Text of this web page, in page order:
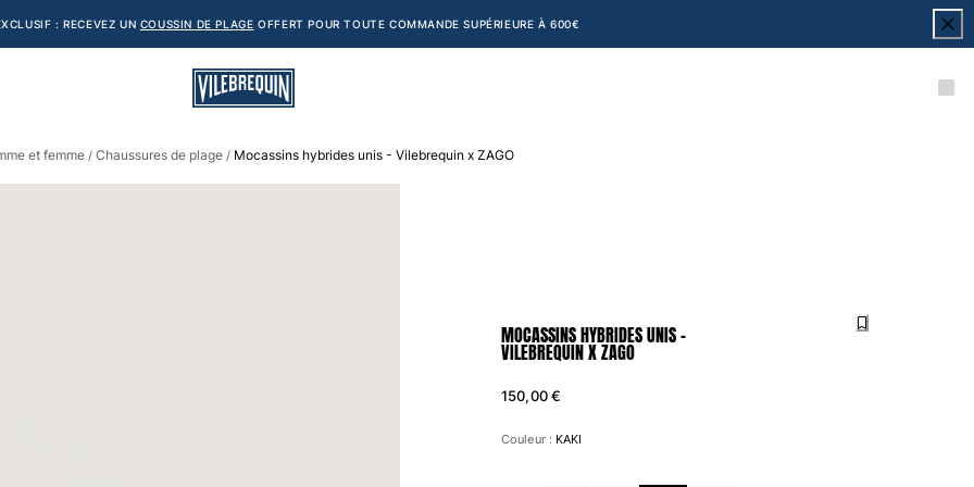
: RECEVEZ UN COUSSIN DE PLAGE OFFERT POUR TOUTE COMMANDE SUPÉRIEURE À 600€
et femme / Chaussures de plage / Mocassins hybrides unis - Vilebrequin x ZAGO
MOCASSINS HYBRIDES UNIS -
VILEBREQUIN X ZAGO
150,00 €
Couleur : KAKI